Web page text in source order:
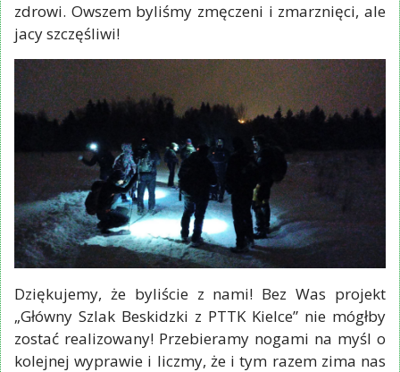
zdrowi. Owszem byliśmy zmęczeni i zmarznięci, ale
jacy szczęśliwi!
Dziękujemy, że byliście z nami! Bez Was projekt
„Główny Szlak Beskidzki z PTTK Kielce” nie mógłby
zostać realizowany! Przebieramy nogami na myśl o
kolejnej wyprawie i liczmy, że i tym razem zima nas